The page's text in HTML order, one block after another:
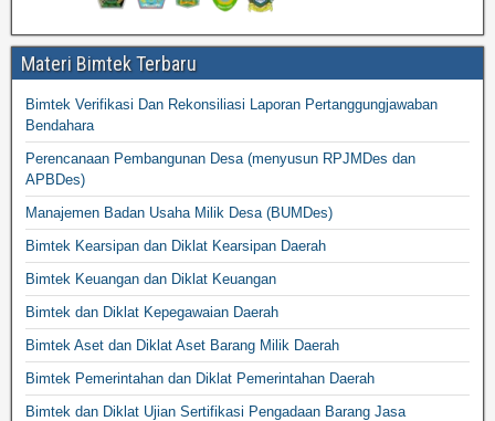
Materi Bimtek Terbaru
Bimtek Verifikasi Dan Rekonsiliasi Laporan Pertanggungjawaban
Bendahara
Perencanaan Pembangunan Desa (menyusun RPJMDes dan
APBDes)
Manajemen Badan Usaha Milik Desa (BUMDes)
Bimtek Kearsipan dan Diklat Kearsipan Daerah
Bimtek Keuangan dan Diklat Keuangan
Bimtek dan Diklat Kepegawaian Daerah
Bimtek Aset dan Diklat Aset Barang Milik Daerah
Bimtek Pemerintahan dan Diklat Pemerintahan Daerah
Bimtek dan Diklat Ujian Sertifikasi Pengadaan Barang Jasa